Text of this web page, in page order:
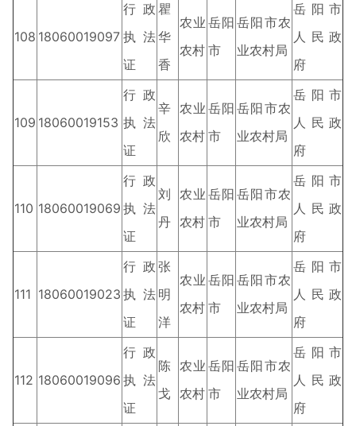
108 18060019097
行政
执法
证
瞿
华
香
农业
农村
岳阳
市
岳阳市农
业农村局
岳阳市
人民政
府
109 18060019153
行政
执法
证
辛
欣
农业
农村
岳阳
市
岳阳市农
业农村局
岳阳市
人民政
府
110 18060019069
行政
执法
证
刘
丹
农业
农村
岳阳
市
岳阳市农
业农村局
岳阳市
人民政
府
111 18060019023
行政
执法
证
张
明
洋
农业
农村
岳阳
市
岳阳市农
业农村局
岳阳市
人民政
府
112 18060019096
行政
执法
证
陈
戈
农业
农村
岳阳
市
岳阳市农
业农村局
岳阳市
人民政
府